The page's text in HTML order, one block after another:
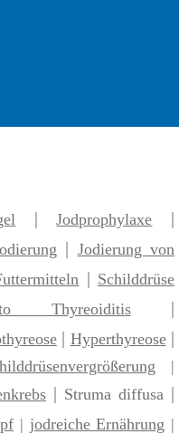
|Jodprophylaxe |
| Jodierung von
| Schilddrüse
Thyreoiditis|
| Hyperthyreose|
|
| Struma diffusa |
| jodreiche Ernährung |